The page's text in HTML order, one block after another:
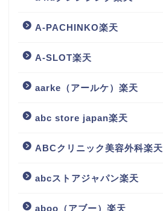
A-PACHINKO楽天
A-SLOT楽天
aarke（アールケ）楽天
abc store japan楽天
ABCクリニック美容外科楽天
abcストアジャパン楽天
aboo（アブー）楽天